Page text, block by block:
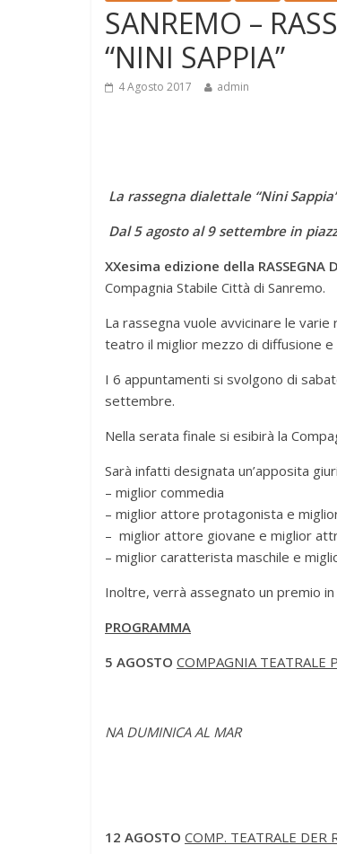
SANREMO –
“NINI SAPPIA”
4 Agosto 2017 admin
La rassegna dialettale “Nini
Dal 5 agosto al 9 settembre in
XXesima edizione della RASSEGNA
Compagnia Stabile Città di Sanremo.
La rassegna vuole avvicinare le
teatro il miglior mezzo di diffusione e
I 6 appuntamenti si svolgono di
settembre.
Nella serata finale si esibirà la
Sarà infatti designata un’apposita
– miglior commedia
– miglior attore protagonista e
– miglior attore giovane e miglior
– miglior caratterista maschile e
Inoltre, verrà assegnato un premio
PROGRAMMA
5 AGOSTO COMPAGNIA TEATRALE
NA DUMINICA AL MAR
12 AGOSTO COMP. TEATRALE DER